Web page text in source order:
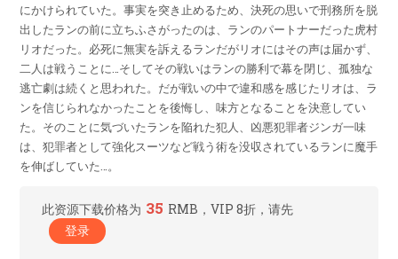
にかけられていた。事実を突き止めるため、決死の思いで刑務所を脱
出したランの前に立ちふさがったのは、ランのパートナーだった虎村
リオだった。必死に無実を訴えるランだがリオにはその声は届かず、
二人は戦うことに…そしてその戦いはランの勝利で幕を閉じ、孤独な
逃亡劇は続くと思われた。だが戦いの中で違和感を感じたリオは、ラ
ンを信じられなかったことを後悔し、味方となることを決意してい
た。そのことに気づいたランを陥れた犯人、凶悪犯罪者ジンガ一味
は、犯罪者として強化スーツなど戦う術を没収されているランに魔手
を伸ばしていた…。
此资源下载价格为 35 RMB，VIP 8折，请先
登录